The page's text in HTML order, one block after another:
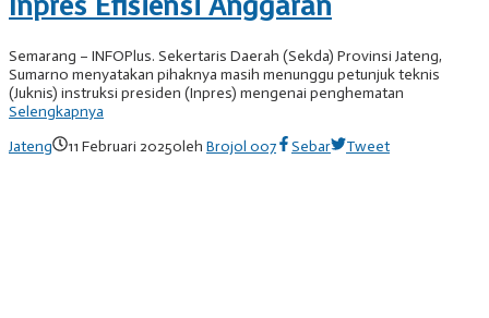
Semarang – INFOPlus. Sekertaris Daerah (Sekda) Provinsi Jateng,
Sumarno menyatakan pihaknya masih menunggu petunjuk teknis
(Juknis) instruksi presiden (Inpres) mengenai penghematan
Selengkapnya
Jateng
11 Februari 2025oleh Brojol 007 Sebar Tweet